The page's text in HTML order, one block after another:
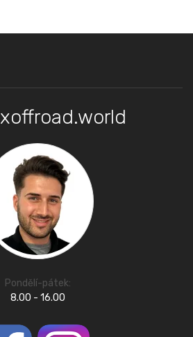
Pondělí-pátek:
8.00 - 16.00